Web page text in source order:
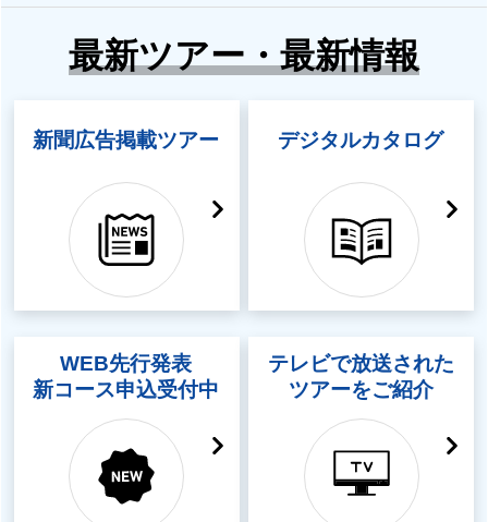
最新ツアー・最新情報
新聞広告掲載ツアー デジタルカタログ
WEB先行発表
新コース申込受付中
テレビで放送された
ツアーをご紹介